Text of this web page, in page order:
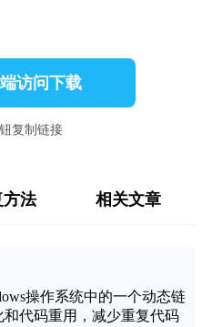
访问下载
复制链接
方法 相关文章
操作系统中的一个动态链
代码重用，减少重复代码